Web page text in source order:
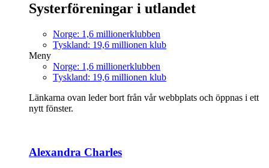
Systerföreningar i utlandet
Norge: 1,6 millionerklubben
Tyskland: 19,6 millionen klub
Meny
Norge: 1,6 millionerklubben
Tyskland: 19,6 millionen klub
Länkarna ovan leder bort från vår webbplats och öppnas i ett
nytt fönster.
Alexandra Charles